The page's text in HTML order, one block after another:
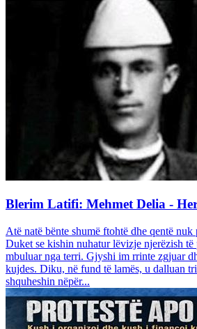
Blerim Latifi: Mehmet Delia -
Atë natë bënte shumë ftohtë dhe qentë
Duket se kishin nuhatur lëvizje njerëzish
mbuluar nga terri. Gjyshi im rrinte zgjuar
kujdes. Diku, në fund të lamës, u dalluan
shquheshin nëpër...